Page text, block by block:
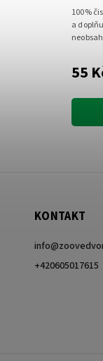
55
100%
a
KONTAKT
info@
+420605017615